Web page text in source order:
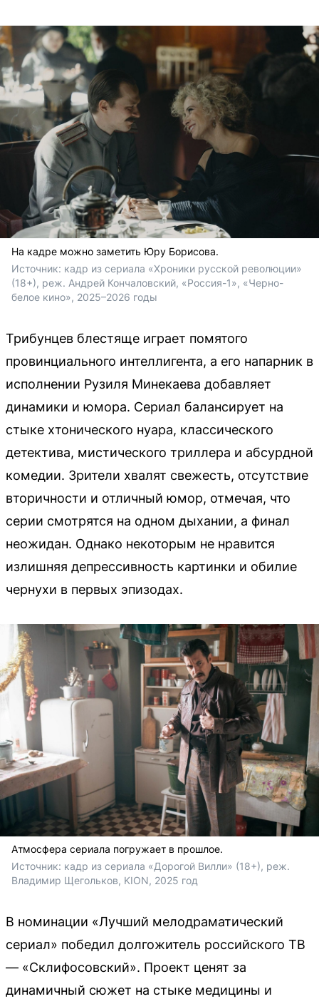
На кадре можно заметить Юру Борисова.
Источник: кадр из сериала «Хроники русской революции»
(18+), реж. Андрей Кончаловский, «Россия-1», «Черно-
белое кино», 2025–2026 годы
Трибунцев блестяще играет помятого
провинциального интеллигента, а его напарник в
исполнении Рузиля Минекаева добавляет
динамики и юмора. Сериал балансирует на
стыке хтонического нуара, классического
детектива, мистического триллера и абсурдной
комедии. Зрители хвалят свежесть, отсутствие
вторичности и отличный юмор, отмечая, что
серии смотрятся на одном дыхании, а финал
неожидан. Однако некоторым не нравится
излишняя депрессивность картинки и обилие
чернухи в первых эпизодах.
Атмосфера сериала погружает в прошлое.
Источник: кадр из сериала «Дорогой Вилли» (18+), реж.
Владимир Щегольков, KION, 2025 год
В номинации «Лучший мелодраматический
сериал» победил долгожитель российского ТВ
— «Склифосовский». Проект ценят за
динамичный сюжет на стыке медицины и